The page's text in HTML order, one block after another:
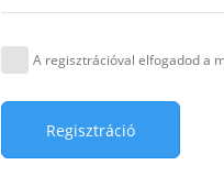
A regisztrációval elfogadod a
Regisztráció